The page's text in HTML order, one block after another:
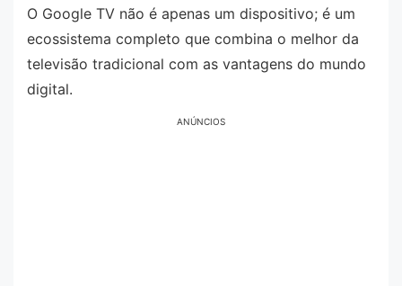
O Google TV não é apenas um dispositivo; é um
ecossistema completo que combina o melhor da
televisão tradicional com as vantagens do mundo
digital.
ANÚNCIOS